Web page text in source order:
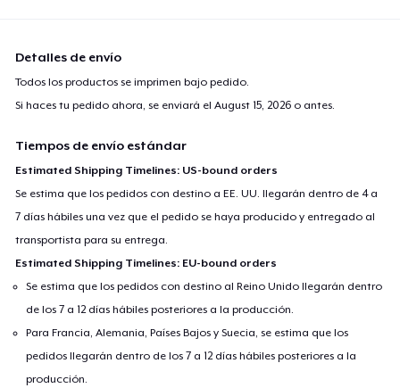
Detalles de envío
Todos los productos se imprimen bajo pedido.
Si haces tu pedido ahora, se enviará elAugust 15, 2026 o antes.
Tiempos de envío estándar
Estimated Shipping Timelines: US-bound orders
Se estima que los pedidos con destino a EE. UU. llegarán dentro de 4 a
7 días hábiles una vez que el pedido se haya producido y entregado al
transportista para su entrega.
Estimated Shipping Timelines: EU-bound orders
Se estima que los pedidos con destino al Reino Unido llegarán dentro
de los 7 a 12 días hábiles posteriores a la producción.
Para Francia, Alemania, Países Bajos y Suecia, se estima que los
pedidos llegarán dentro de los 7 a 12 días hábiles posteriores a la
producción.